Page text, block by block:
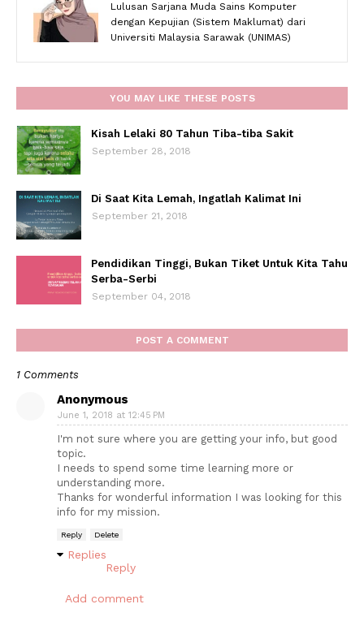
Lulusan Sarjana Muda Sains Komputer
dengan Kepujian (Sistem Maklumat) dari
Universiti Malaysia Sarawak (UNIMAS)
YOU MAY LIKE THESE POSTS
Kisah Lelaki 80 Tahun Tiba-tiba Sakit
September 28, 2018
Di Saat Kita Lemah, Ingatlah Kalimat Ini
September 21, 2018
Pendidikan Tinggi, Bukan Tiket Untuk Kita Tahu
Serba-Serbi
September 04, 2018
POST A COMMENT
1 Comments
Anonymous
June 1, 2018 at 12:45 PM
I'm not sure where you are getting your info, but good
topic.
I needs to spend some time learning more or
understanding more.
Thanks for wonderful information I was looking for this
info for my mission.
Reply Delete
Replies
Reply
Add comment